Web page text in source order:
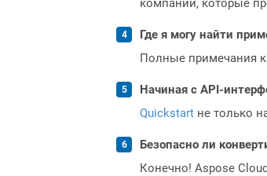
Где я могу найти
Полные примечания
Начиная с API-
Quickstart не только
Безопасно ли
Конечно! Aspose